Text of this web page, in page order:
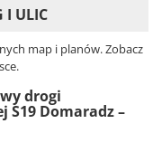
I ULIC
map i planów. Zobacz
drogi
S19 Domaradz –